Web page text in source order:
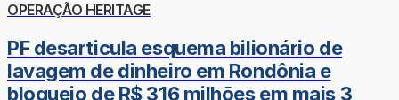
OPERAÇÃO HERITAGE
PF desarticula esquema bilionário de
lavagem de dinheiro em Rondônia e
bloqueio de R$ 316 milhões em mais 3